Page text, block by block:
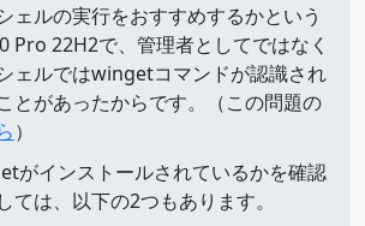
ェルの実行をおすすめするかという
Pro 22H2で、管理者としてではなく
ェルではwingetコマンドが認識され
とがあったからです。（この問題の
）
がインストールされているかを確認
ては、以下の2つもあります。